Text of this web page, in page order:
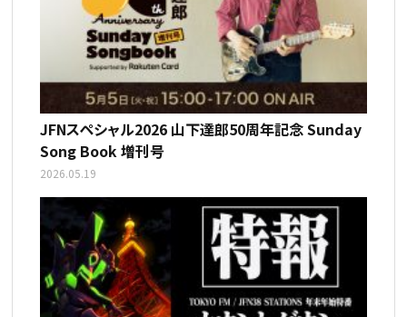
JFNスペシャル2026 山下達郎50周年記念 Sunday
Song Book 増刊号
2026.05.19